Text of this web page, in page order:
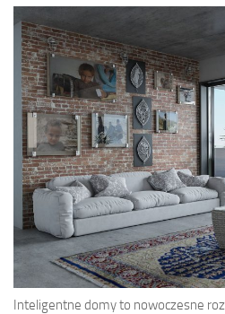
Inteligentne domy to nowoczesne